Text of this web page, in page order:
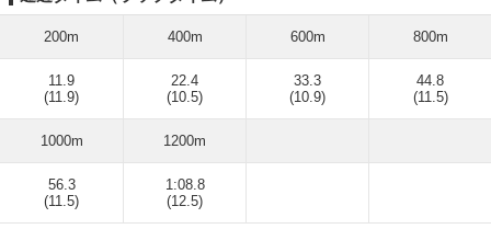
200m 400m 600m 800m
11.9
(11.9)
22.4
(10.5)
33.3
(10.9)
44.8
(11.5)
1000m 1200m
56.3
(11.5)
1:08.8
(12.5)